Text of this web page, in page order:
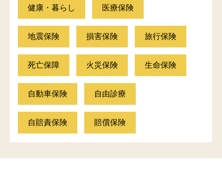
健康・暮らし 医療保険
地震保険 損害保険 旅行保険
死亡保障 火災保険 生命保険
自動車保険 自由診療
自賠責保険 賠償保険